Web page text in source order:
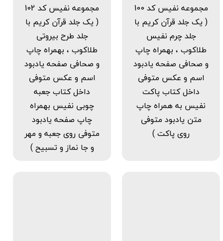
مجموعه نفیس کد 100
( یک جلد قرآن کریم با
جلد چرم نفیس
طلاکوب ، بهمراه چاپ
و صحافی صفحه یادبود
اسم و عکس متوفی
داخل کتاب پاکت
نفیس به همراه چاپ
متن یادبود متوفی
روی پاکت )
مجموعه نفیس کد 102
( یک جلد قرآن کریم با
جلد طرح بیروتی
طلاکوب ، بهمراه چاپ
و صحافی صفحه یادبود
اسم و عکس متوفی
داخل کتاب جعبه
چوبی نفیس بهمراه
چاپ صفحه یادبود
متوفی روی جعبه و مهر
و جا نماز و تسبیح )